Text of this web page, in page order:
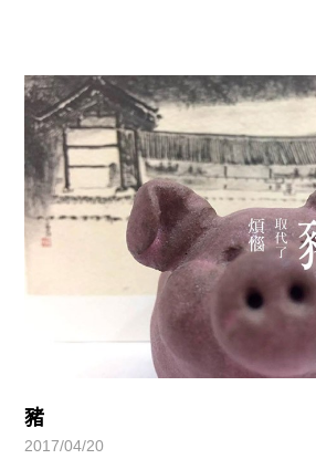
豬
2017/04/20